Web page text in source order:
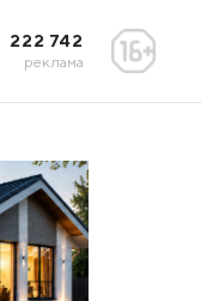
222 742
реклама